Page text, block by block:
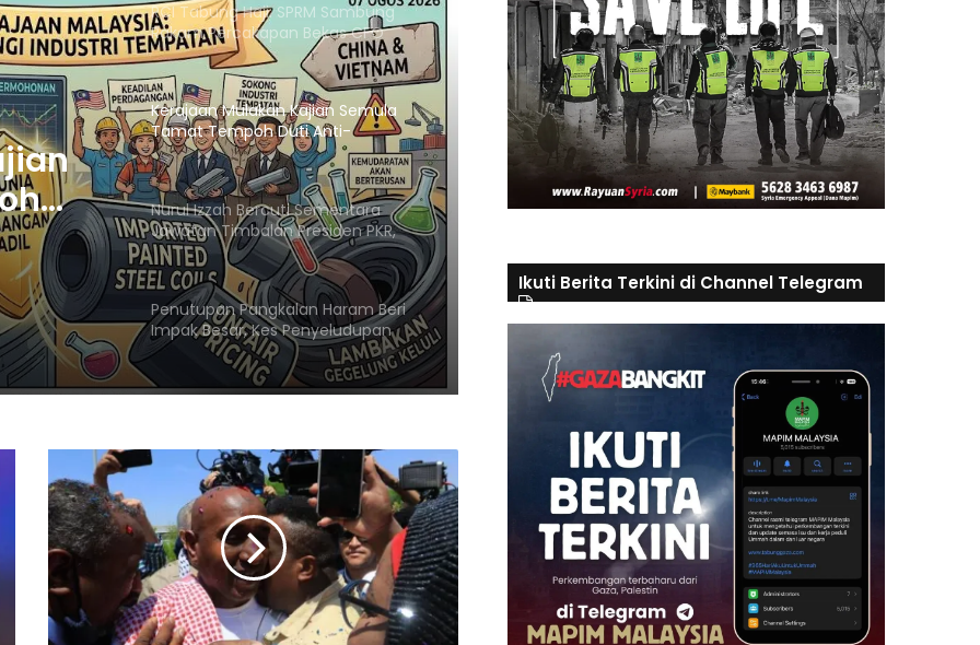
Kerajaan Mulakan Kajian Semula
Tamat Tempoh Duti Anti-
Lambakan Import Gegelung Keluli
China, Vietnam
Nurul Izzah Bercuti Sementara
Jawatan Timbalan Presiden PKR,
Saifuddin Pemangku Tugas
Penutupan Pangkalan Haram Beri
Impak Besar, Kes Penyeludupan
Petrol dan Diesel Menjunam
Jelajah Malaysia Digital 2026
Bermula Sabtu Ini, Bawa Peluang
Ekonomi ke Komuniti Setempat
Malaysia-Hungary Perkukuh
Kerjasama Pertanian dan
Keterjaminan Makanan
Ketua Mossad Pecat Dua Pegawai
Kanan Kerana Plot Gagal Guling
Ikuti Berita Terkini di Channel Telegram